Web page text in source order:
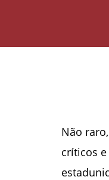
Não
críticos